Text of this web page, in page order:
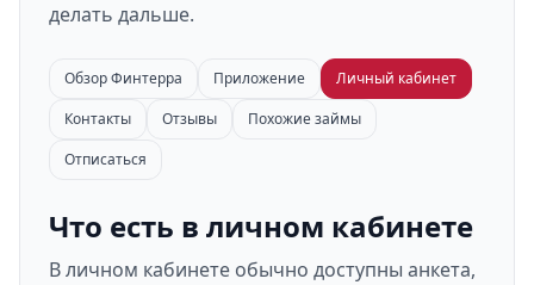
делать дальше.
Обзор Финтерра Приложение
Личный кабинет
Контакты
Отзывы
Похожие займы
Отписаться
Что есть в личном кабинете
В личном кабинете обычно доступны анкета,